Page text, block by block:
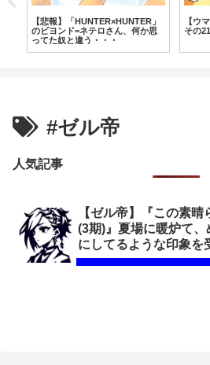
【悲報】「HUNTER×HUNTER」
のビヨンド=ネテロさん、何か思
ってた奴と違う・・・
【ウ
その
#ゼル帝
人気記事
【ゼル帝】『この素晴
(3期)』夏場に暖炉て
にしてるような印象を
ｗｗ